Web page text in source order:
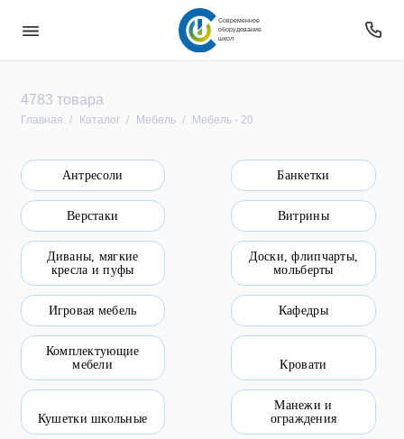
Современное
оборудование
школ
4783 товара
Главная Каталог Мебель Мебель - 20
Безопасность
Интерактивное оборудование
Компьютерное и цифровое оборудование
Мебель
Оборудование для овз
Оборудование уличное и для прилегающей
территории
Пищевое оборудование и инвентарь
Антресоли Банкетки
Верстаки Витрины
Диваны, мягкие
кресла и пуфы
Доски, флипчарты,
мольберты
Игровая мебель Кафедры
Комплектующие
мебели
Кровати
Кушетки школьные
Манежи и
ограждения